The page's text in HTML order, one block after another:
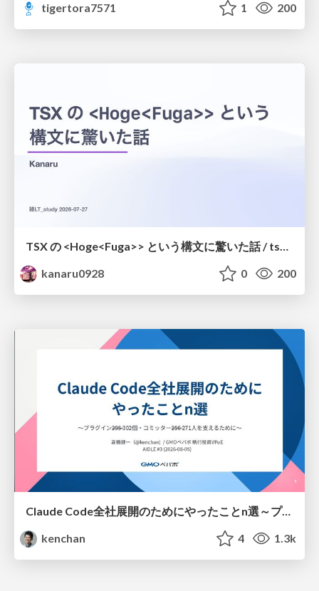
tigertora7571
1 200
kanaru0928
0 200
Claude Code全社展開のためにやったことn選～プラグイン302個・コミッター271人を支えるために～
kenchan
4 1.3k